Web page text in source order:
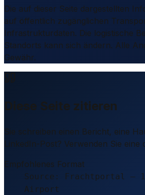
Die auf dieser Seite dargestellten
auf öffentlich zugänglichen
Infrastrukturdaten. Die logistische
Standorts kann sich ändern. Alle
Gewähr.
Diese Seite zitieren
Sie schreiben einen Bericht, eine
LinkedIn-Post? Verwenden Sie eine
Empfohlenes Format
Source: Frachtportal –
Airport